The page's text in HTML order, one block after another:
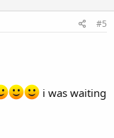
#5
i was waiting